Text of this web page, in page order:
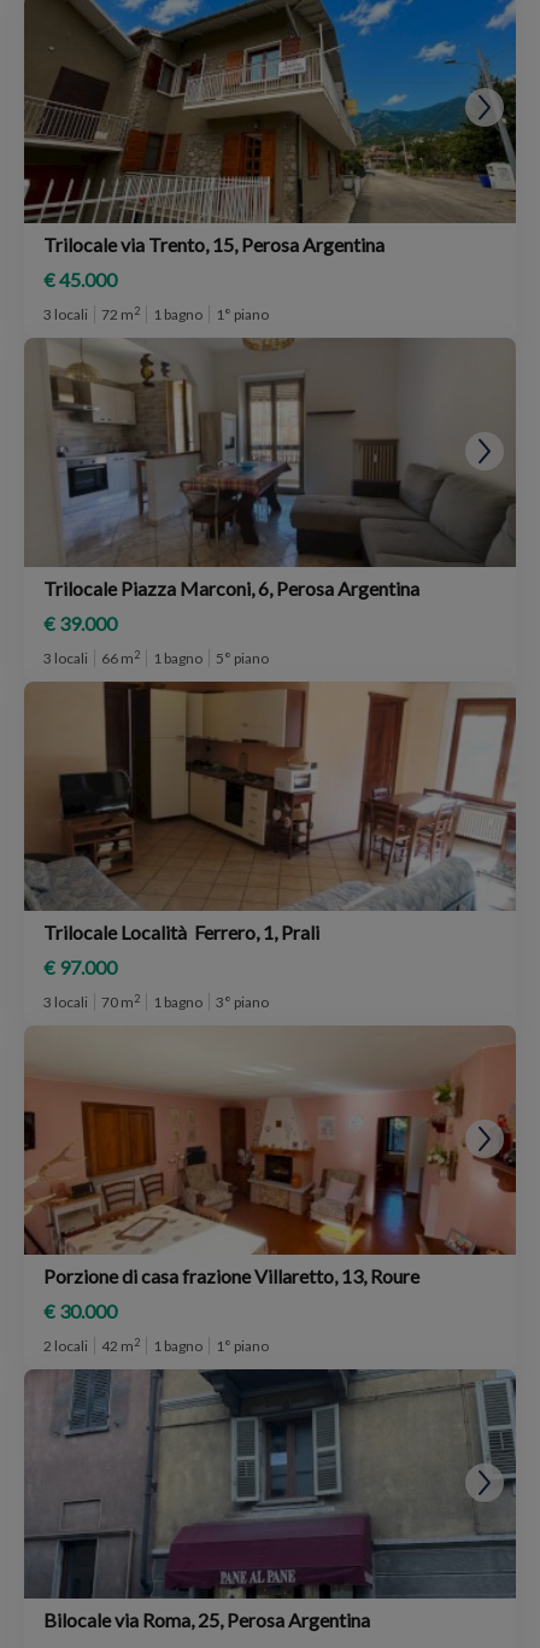
Trilocale via Trento, 15, Perosa Argentina
€ 45.000
3 locali 72 m2 1 bagno 1° piano
Trilocale Piazza Marconi, 6, Perosa Argentina
€ 39.000
3 locali 66 m2 1 bagno 5° piano
Trilocale Località Ferrero, 1, Prali
€ 97.000
3 locali 70 m2 1 bagno 3° piano
Porzione di casa frazione Villaretto, 13, Roure
€ 30.000
2 locali 42 m2 1 bagno 1° piano
Bilocale via Roma, 25, Perosa Argentina